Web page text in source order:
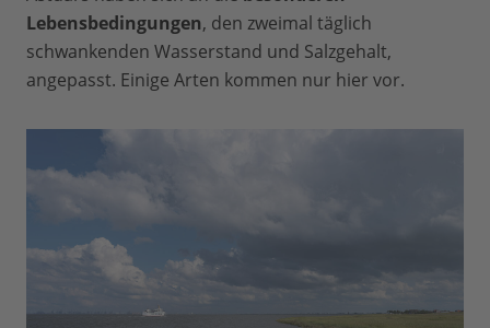
Lebensbedingungen, den zweimal täglich
schwankenden Wasserstand und Salzgehalt,
angepasst. Einige Arten kommen nur hier vor.